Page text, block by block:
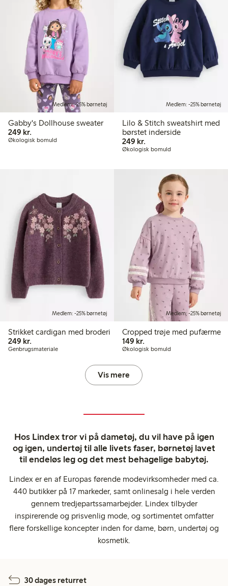
Medlem: -25% børnetøj
Gabby's Dollhouse sweater
249 kr.
Økologisk bomuld
Medlem: -25% børnetøj
Lilo & Stitch sweatshirt med
børstet inderside
249 kr.
Økologisk bomuld
Medlem: -25% børnetøj
Strikket cardigan med broderi
249 kr.
Genbrugsmateriale
Medlem: -25% børnetøj
Cropped trøje med pufærme
149 kr.149,00 kr.
Økologisk bomuld
Vis mere
Hos Lindex tror vi på dametøj, du vil have på igen
og igen, undertøj til alle livets faser, børnetøj lavet
til endeløs leg og det mest behagelige babytøj.
Lindex er en af Europas førende modevirksomheder med ca.
440 butikker på 17 markeder, samt onlinesalg i hele verden
gennem tredjepartssamarbejder. Lindex tilbyder
inspirerende og prisvenlig mode, og sortimentet omfatter
flere forskellige koncepter inden for dame, børn, undertøj og
kosmetik.
30 dages returret